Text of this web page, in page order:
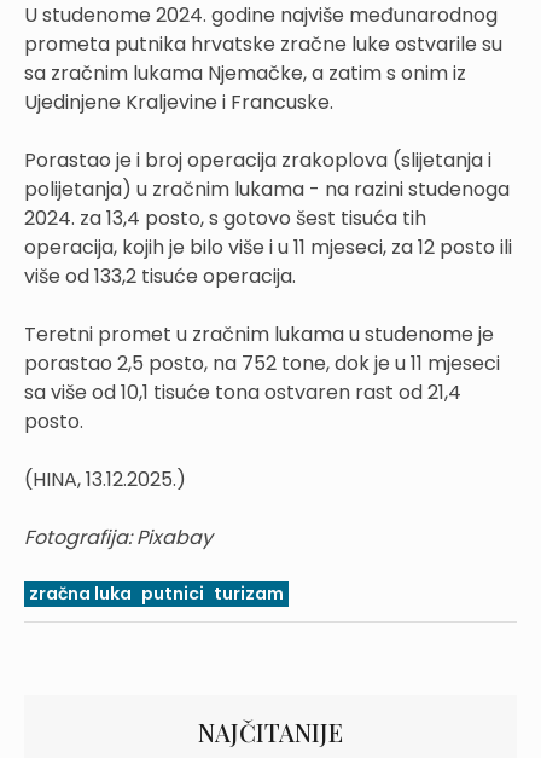
U studenome 2024. godine najviše međunarodnog
prometa putnika hrvatske zračne luke ostvarile su
sa zračnim lukama Njemačke, a zatim s onim iz
Ujedinjene Kraljevine i Francuske.
Porastao je i broj operacija zrakoplova (slijetanja i
polijetanja) u zračnim lukama - na razini studenoga
2024. za 13,4 posto, s gotovo šest tisuća tih
operacija, kojih je bilo više i u 11 mjeseci, za 12 posto ili
više od 133,2 tisuće operacija.
Teretni promet u zračnim lukama u studenome je
porastao 2,5 posto, na 752 tone, dok je u 11 mjeseci
sa više od 10,1 tisuće tona ostvaren rast od 21,4
posto.
(HINA, 13.12.2025.)
Fotografija: Pixabay
zračna luka putnici turizam
NAJČITANIJE